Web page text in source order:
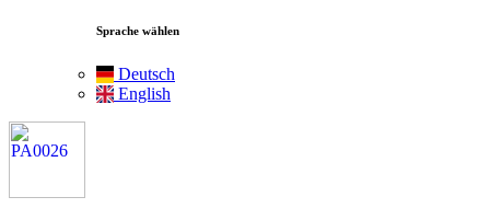
Sprache wählen
Deutsch
English